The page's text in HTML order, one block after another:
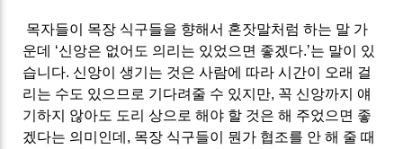
목자들이 목장 식구들을 향해서 혼잣말처럼 하는 말 가
운데 ‘신앙은 없어도 의리는 있었으면 좋겠다.’는 말이 있
습니다. 신앙이 생기는 것은 사람에 따라 시간이 오래 걸
리는 수도 있으므로 기다려줄 수 있지만, 꼭 신앙까지 얘
기하지 않아도 도리 상으로 해야 할 것은 해 주었으면 좋
겠다는 의미인데, 목장 식구들이 뭔가 협조를 안 해 줄 때